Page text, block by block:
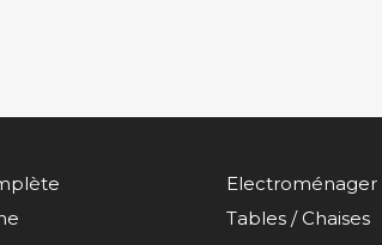
Electroménager
Tables / Chaises